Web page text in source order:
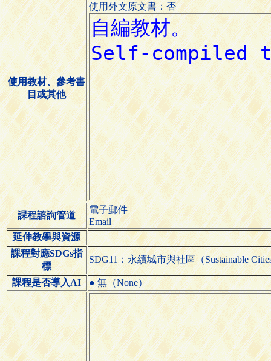
使用教材、參考書
目或其他
使用外文原文書：否
課程諮詢管道
電子郵件
Email
延伸教學與資源
課程對應SDGs指
標
SDG11：永續城市與社區（Sustainable
課程是否導入AI ● 無（None）